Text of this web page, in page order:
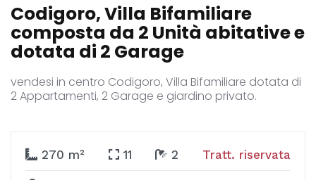
Codigoro, Villa Bifamiliare
composta da 2 Unità abitative e
dotata di 2 Garage
vendesi in centro Codigoro, Villa Bifamiliare dotata di
2 Appartamenti, 2 Garage e giardino privato.
270 m² 11 2 Tratt. riservata